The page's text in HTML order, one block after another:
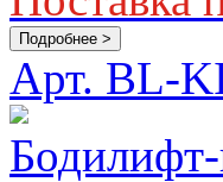
Подробнее >
Арт. BL-